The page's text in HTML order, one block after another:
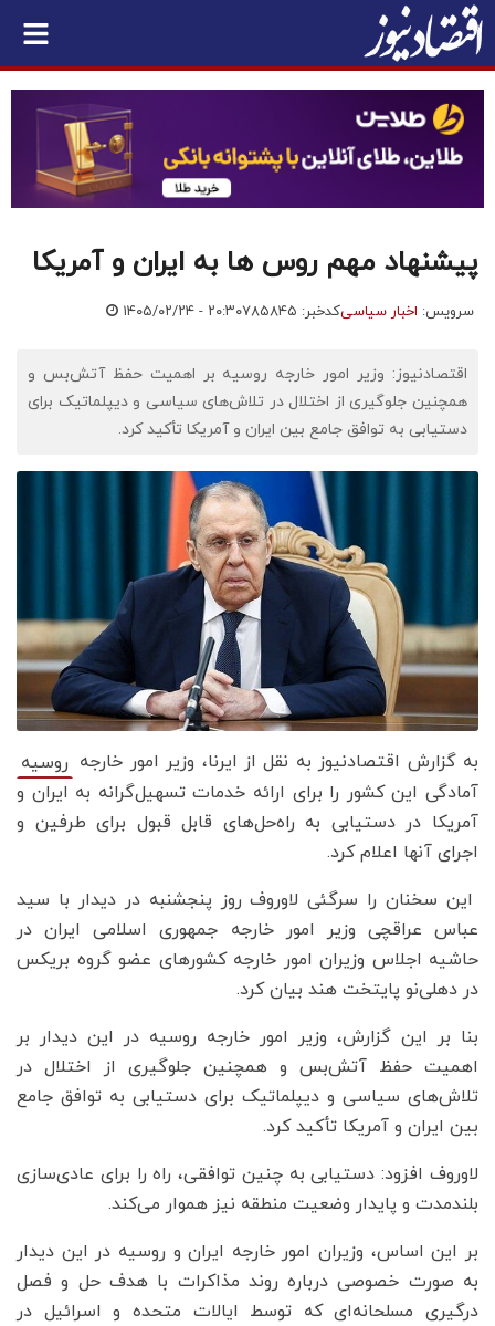
پیشنهاد مهم روس ها به ایران و آمریکا
سرویس: اخبار سیاسیکدخبر: ۷۸۵۸۴۵ ۱۴۰۵/۰۲/۲۴ - ۲۰:۳۰
اقتصادنیوز: وزیر امور خارجه روسیه بر اهمیت حفظ آتش‌بس و
همچنین جلوگیری از اختلال در تلاش‌های سیاسی و دیپلماتیک برای
دستیابی به توافق جامع بین ایران و آمریکا تأکید کرد.
به گزارش اقتصادنیوز به نقل از ایرنا، وزیر امور خارجه روسیه
آمادگی این کشور را برای ارائه خدمات تسهیل‌گرانه به ایران و
آمریکا در دستیابی به راه‌حل‌های قابل قبول برای طرفین و
اجرای آنها اعلام کرد.
این سخنان را سرگئی لاوروف روز پنجشنبه در دیدار با سید
عباس عراقچی وزیر امور خارجه جمهوری اسلامی ایران در
حاشیه اجلاس وزیران امور خارجه کشورهای عضو گروه بریکس
در دهلی‌نو پایتخت هند بیان کرد.
بنا بر این گزارش، وزیر امور خارجه روسیه در این دیدار بر
اهمیت حفظ آتش‌بس و همچنین جلوگیری از اختلال در
تلاش‌های سیاسی و دیپلماتیک برای دستیابی به توافق جامع
بین ایران و آمریکا تأکید کرد.
لاوروف افزود: دستیابی به چنین توافقی، راه را برای عادی‌سازی
بلندمدت و پایدار وضعیت منطقه نیز هموار می‌کند.
بر این اساس، وزیران امور خارجه ایران و روسیه در این دیدار
به صورت خصوصی درباره روند مذاکرات با هدف حل و فصل
درگیری مسلحانه‌ای که توسط ایالات متحده و اسرائیل در